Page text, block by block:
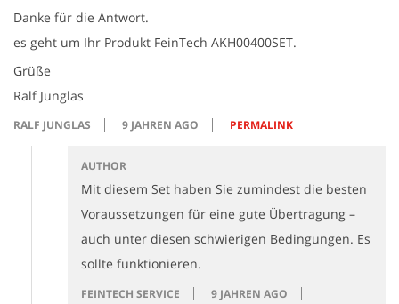
Danke für die Antwort.
es geht um Ihr Produkt FeinTech AKH00400SET.
Grüße
Ralf Junglas
RALF JUNGLAS 9 JAHREN AGO PERMALINK
AUTHOR
Mit diesem Set haben Sie zumindest die besten
Voraussetzungen für eine gute Übertragung –
auch unter diesen schwierigen Bedingungen. Es
sollte funktionieren.
FEINTECH SERVICE
9 JAHREN AGO